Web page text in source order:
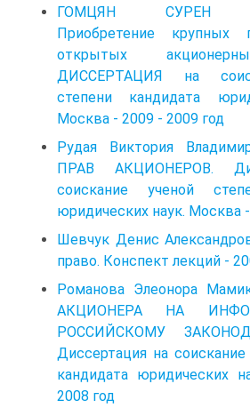
ГОМЦЯН СУРЕН
Приобретение крупных
открытых
ДИССЕРТАЦИЯ на
степени кандидата
Москва - 2009 - 2009 год
Рудая Виктория
ПРАВ АКЦИОНЕРОВ.
соискание ученой
юридических наук. Москва
Шевчук Денис
право. Конспект лекций -
Романова Элеонора
АКЦИОНЕРА НА
РОССИЙСКОМУ
Диссертация на
кандидата юридических
2008 год